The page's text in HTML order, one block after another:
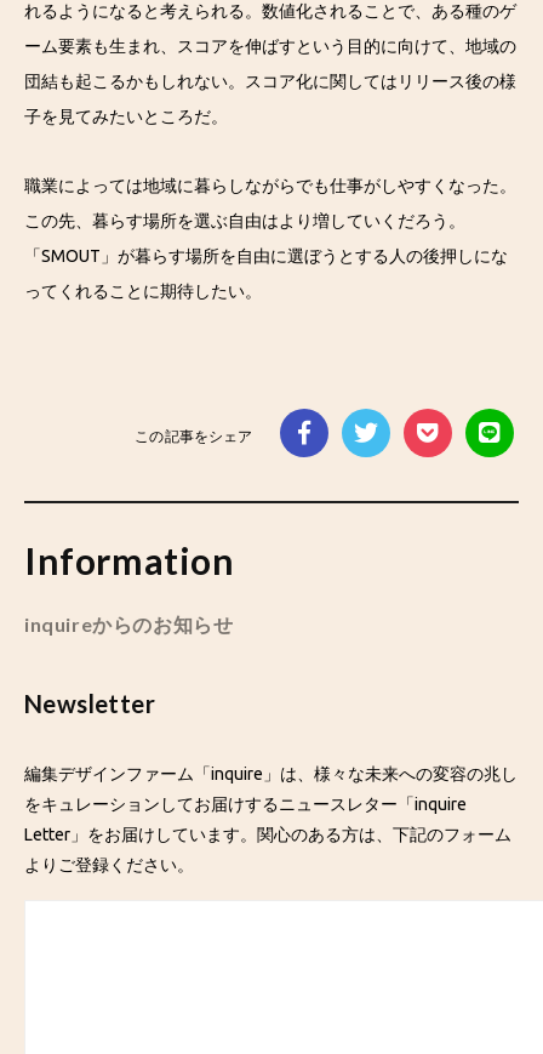
れるようになると考えられる。数値化されることで、ある種のゲ
ーム要素も生まれ、スコアを伸ばすという目的に向けて、地域の
団結も起こるかもしれない。スコア化に関してはリリース後の様
子を見てみたいところだ。
職業によっては地域に暮らしながらでも仕事がしやすくなった。
この先、暮らす場所を選ぶ自由はより増していくだろう。
「SMOUT」が暮らす場所を自由に選ぼうとする人の後押しにな
ってくれることに期待したい。
この記事をシェア
Information
inquireからのお知らせ
Newsletter
編集デザインファーム「inquire」は、様々な未来への変容の兆し
をキュレーションしてお届けするニュースレター「inquire
Letter」をお届けしています。関心のある方は、下記のフォーム
よりご登録ください。